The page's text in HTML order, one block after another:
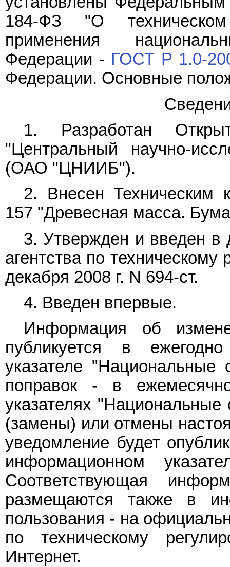
184-ФЗ "О
применения
Федерации - ГОСТ Р 1.0-
Федерации. Основные
1. Разработан
"Центральный научно-
(ОАО "ЦНИИБ").
2. Внесен Техническим
157 "Древесная масса.
3. Утвержден и введен в
агентства по
декабря 2008 г. N 694-ст.
4. Введен впервые.
Информация об
публикуется в
указателе "Национальные
поправок - в
указателях
(замены) или отмены
уведомление будет
информационном
Соответствующая
размещаются также в
пользования - на
по техническому
Интернет.